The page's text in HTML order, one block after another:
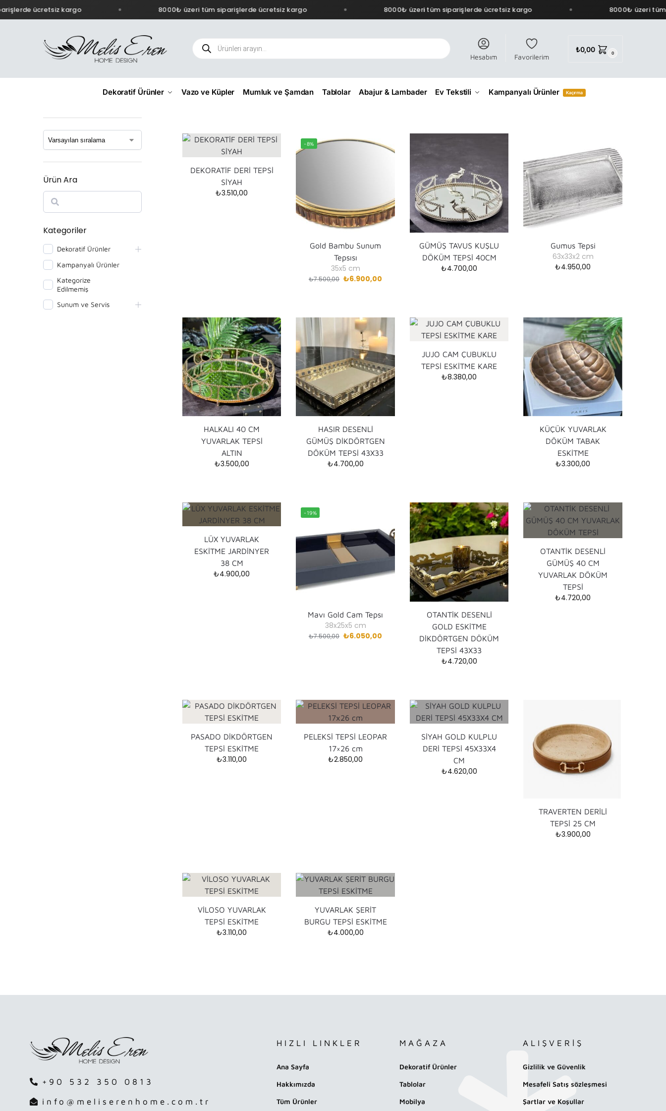
ücretsiz kargo 8000₺ üzeri tüm siparişlerde ücretsiz kargo 8000₺ üzeri tüm siparişlerde ücretsiz kargo 8000₺ üzeri tüm
Hesabım Favorilerim
₺0,00 0
Dekoratif Ürünler Vazo ve Küpler Mumluk ve Şamdan Tablolar Abajur & Lambader Ev Tekstili Kampanyalı Ürünler Kaçırma
DEKORATİF DERİ TEPSİ
SİYAH
₺3.510,00
-8%
Gold Bambu Sunum
Tepsısı
35x5 cm
₺7.500,00 ₺6.900,00
GÜMÜŞ TAVUS KUŞLU
DÖKÜM TEPSİ 40CM
₺4.700,00
Gumus Tepsi
63x33x2 cm
₺4.950,00
HALKALI 40 CM
YUVARLAK TEPSİ
ALTIN
₺3.500,00
HASIR DESENLİ
GÜMÜŞ DİKDÖRTGEN
DÖKÜM TEPSİ 43X33
₺4.700,00
JUJO CAM ÇUBUKLU
TEPSİ ESKİTME KARE
₺8.380,00
KÜÇÜK YUVARLAK
DÖKÜM TABAK
ESKİTME
₺3.300,00
LÜX YUVARLAK
ESKİTME JARDİNYER
38 CM
₺4.900,00
-19%
Mavı Gold Cam Tepsı
38x25x5 cm
₺7.500,00 ₺6.050,00
OTANTİK DESENLİ
GOLD ESKİTME
DİKDÖRTGEN DÖKÜM
TEPSİ 43X33
₺4.720,00
OTANTİK DESENLİ
GÜMÜŞ 40 CM
YUVARLAK DÖKÜM
TEPSİ
₺4.720,00
PASADO DİKDÖRTGEN
TEPSİ ESKİTME
₺3.110,00
PELEKSİ TEPSİ LEOPAR
17×26 cm
₺2.850,00
SİYAH GOLD KULPLU
DERİ TEPSİ 45X33X4
CM
₺4.620,00
TRAVERTEN DERİLİ
TEPSİ 25 CM
₺3.900,00
VİLOSO YUVARLAK
TEPSİ ESKİTME
₺3.110,00
YUVARLAK ŞERİT
BURGU TEPSİ ESKİTME
₺4.000,00
Ürün Ara
Kategoriler
Dekoratif Ürünler
Kampanyalı Ürünler
Kategorize
Edilmemiş
Sunum ve Servis
+90 532 350 0813
info@meliserenhome.com.tr
HIZLI LINKLER
Ana Sayfa
Hakkımızda
Tüm Ürünler
MAĞAZA
Dekoratif Ürünler
Tablolar
Mobilya
ALIŞVERİŞ
Gizlilik ve Güvenlik
Mesafeli Satış sözleşmesi
Şartlar ve Koşullar